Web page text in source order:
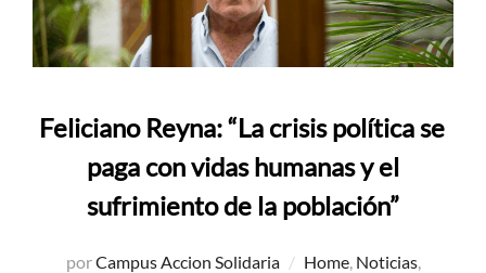
Feliciano Reyna: “La crisis política se
paga con vidas humanas y el
sufrimiento de la población”
porCampus Accion Solidaria Home, Noticias,